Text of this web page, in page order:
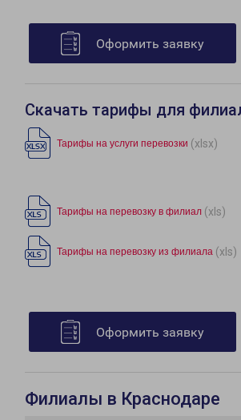
Оформить заявку
Скачать тарифы для
Тарифы на услуги перевозки (xlsx)
Тарифы на перевозку в филиал (xls)
Тарифы на перевозку из филиала (xls)
Оформить заявку
Филиалы в Краснодаре